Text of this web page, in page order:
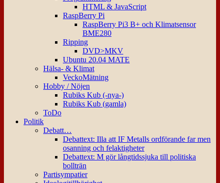
HTML & JavaScript
RaspBerry Pi
RaspBerry Pi3 B+ och Klimatsensor
BME280
Ripping
DVD>MKV
Ubuntu 20.04 MATE
Hälsa- & Klimat
VeckoMätning
Hobby / Nöjen
Rubiks Kub (-nya-)
Rubiks Kub (gamla)
ToDo
Politik
Debatt…
Debattext: Illa att IF Metalls ordförande far men
osanning och felaktigheter
Debattext: M gör långtidssjuka till politiska
bollträn
Partisympatier